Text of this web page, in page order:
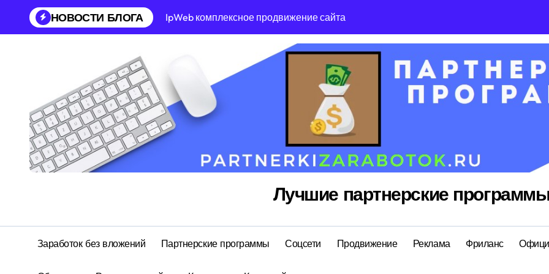
Перейти
содержанию
НОВОСТИ БЛОГА IpWeb комплексное продвижение сайта Reg Ru топ
Лучшие партнерские
Заработок без вложений Партнерские программы Соцсети Продвижение Реклама Фриланс